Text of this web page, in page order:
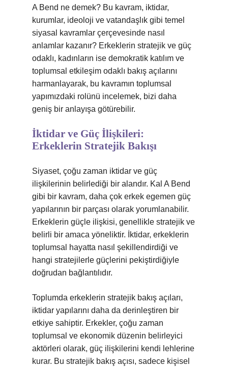
A Bend ne demek? Bu kavram, iktidar,
kurumlar, ideoloji ve vatandaşlık gibi temel
siyasal kavramlar çerçevesinde nasıl
anlamlar kazanır? Erkeklerin stratejik ve güç
odaklı, kadınların ise demokratik katılım ve
toplumsal etkileşim odaklı bakış açılarını
harmanlayarak, bu kavramın toplumsal
yapımızdaki rolünü incelemek, bizi daha
geniş bir anlayışa götürebilir.
İktidar ve Güç İlişkileri:
Erkeklerin Stratejik Bakışı
Siyaset, çoğu zaman iktidar ve güç
ilişkilerinin belirlediği bir alandır. Kal A Bend
gibi bir kavram, daha çok erkek egemen güç
yapılarının bir parçası olarak yorumlanabilir.
Erkeklerin güçle ilişkisi, genellikle stratejik ve
belirli bir amaca yöneliktir. İktidar, erkeklerin
toplumsal hayatta nasıl şekillendirdiği ve
hangi stratejilerle güçlerini pekiştirdiğiyle
doğrudan bağlantılıdır.
Toplumda erkeklerin stratejik bakış açıları,
iktidar yapılarını daha da derinleştiren bir
etkiye sahiptir. Erkekler, çoğu zaman
toplumsal ve ekonomik düzenin belirleyici
aktörleri olarak, güç ilişkilerini kendi lehlerine
kurar. Bu stratejik bakış açısı, sadece kişisel